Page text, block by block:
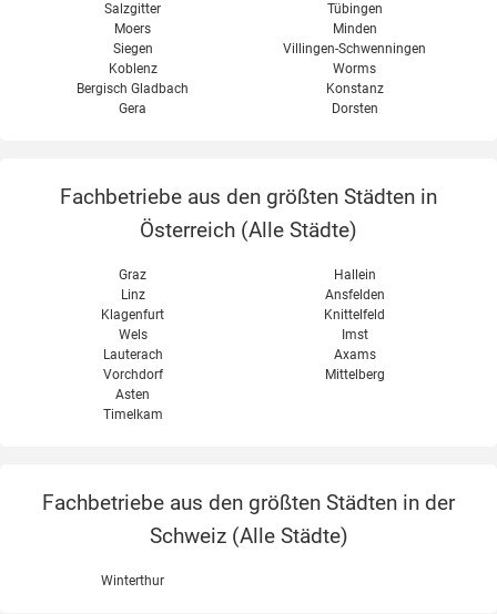
Salzgitter
Moers
Siegen
Koblenz
Bergisch Gladbach
Gera
Tübingen
Minden
Villingen-Schwenningen
Worms
Konstanz
Dorsten
Fachbetriebe aus den größten Städten in
Österreich (Alle Städte)
Graz
Linz
Klagenfurt
Wels
Hallein
Ansfelden
Knittelfeld
Imst
Lauterach
Vorchdorf
Asten
Timelkam
Axams
Mittelberg
Fachbetriebe aus den größten Städten in der
Schweiz (Alle Städte)
Winterthur